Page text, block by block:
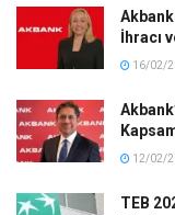
İhracı
16/02/
12/02/
TEB